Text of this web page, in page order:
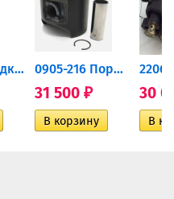
05-252 Колодки тормозные... 0905-216 Поршень Arctic Cat...
31 500 ₽ 30